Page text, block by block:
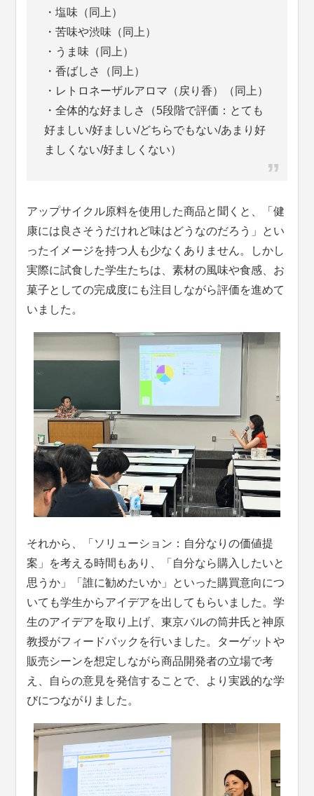
・塩味（同上）
・苦味や渋味（同上）
・うま味（同上）
・香ばしさ（同上）
・レトロネーザルアロマ（戻り香）（同上）
・全体的な好ましさ（5段階で評価：とても
好ましい/好ましい/どちらでもない/あまり好
ましくない/好ましくない）
アップサイクル原料を使用した商品と聞くと、「健
康には良さそうだけれど味はどうなのだろう」とい
ったイメージを持つ人も少なくありません。しかし
実際に試食した学生たちは、素材の風味や食感、お
菓子としての完成度にも注目しながら評価を進めて
いました。
それから、「ソリューション：自分なりの価値提
案」を考える時間もあり、「自分なら購入したいと
思うか」「誰に勧めたいか」といった購買意向につ
いても学生からアイデアを出してもらいました。学
生のアイデアを取り上げ、東京バルの筒井氏と神原
教授がフィードバックを行いました。ターゲットや
販売シーンを想定しながら商品開発者の立場で考
え、自らの意見を発信することで、より実践的な学
びにつながりました。